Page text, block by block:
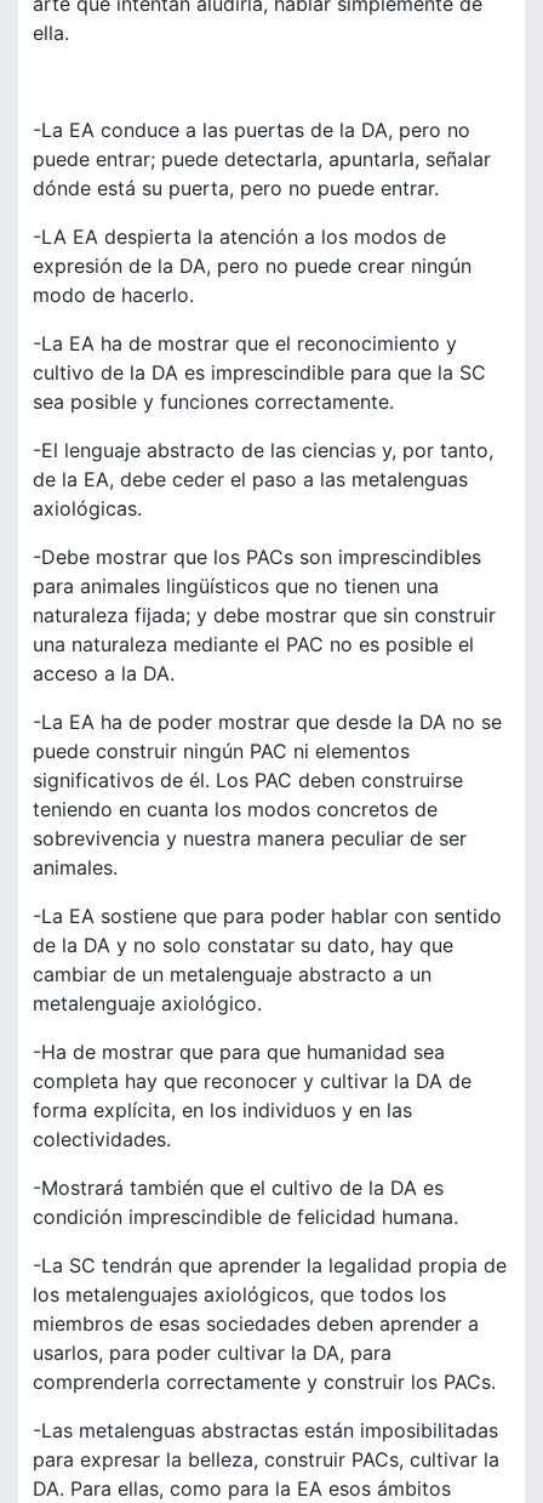
ella.
-La EA conduce a las puertas de la DA, pero no
puede entrar; puede detectarla, apuntarla, señalar
dónde está su puerta, pero no puede entrar.
-LA EA despierta la atención a los modos de
expresión de la DA, pero no puede crear ningún
modo de hacerlo.
-La EA ha de mostrar que el reconocimiento y
cultivo de la DA es imprescindible para que la SC
sea posible y funciones correctamente.
-El lenguaje abstracto de las ciencias y, por tanto,
de la EA, debe ceder el paso a las metalenguas
axiológicas.
-Debe mostrar que los PACs son imprescindibles
para animales lingüísticos que no tienen una
naturaleza fijada; y debe mostrar que sin construir
una naturaleza mediante el PAC no es posible el
acceso a la DA.
-La EA ha de poder mostrar que desde la DA no se
puede construir ningún PAC ni elementos
significativos de él. Los PAC deben construirse
teniendo en cuanta los modos concretos de
sobrevivencia y nuestra manera peculiar de ser
animales.
-La EA sostiene que para poder hablar con sentido
de la DA y no solo constatar su dato, hay que
cambiar de un metalenguaje abstracto a un
metalenguaje axiológico.
-Ha de mostrar que para que humanidad sea
completa hay que reconocer y cultivar la DA de
forma explícita, en los individuos y en las
colectividades.
-Mostrará también que el cultivo de la DA es
condición imprescindible de felicidad humana.
-La SC tendrán que aprender la legalidad propia de
los metalenguajes axiológicos, que todos los
miembros de esas sociedades deben aprender a
usarlos, para poder cultivar la DA, para
comprenderla correctamente y construir los PACs.
-Las metalenguas abstractas están imposibilitadas
para expresar la belleza, construir PACs, cultivar la
DA. Para ellas, como para la EA esos ámbitos